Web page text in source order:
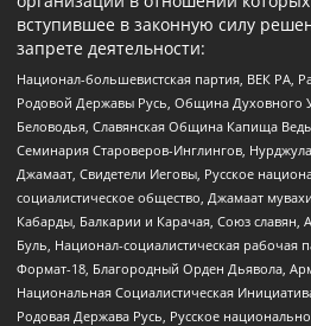
вступившее в законную силу
запрете деятельности:
Национал-большевистская партия, ВЕК РА,
Родовой Державы Русь, Община Духовного
Беловодья, Славянская Община Капища
Семинария Староверов-Инглингов,
Джамаат, Свидетели Иеговы, Русское
социалистическое общество, Джамаат
Кабарды, Балкарии и Карачая, Союз славян,
Буль, Национал-социалистическая рабочая
Формат-18, Благородный Орден Дьявола,
Национальная Социалистическая
Родовая Держава Русь, Русское